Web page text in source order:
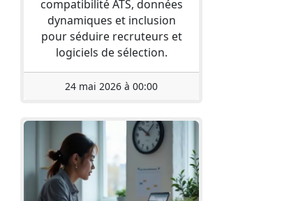
compatibilité ATS, données
dynamiques et inclusion
pour séduire recruteurs et
logiciels de sélection.
24 mai 2026 à 00:00